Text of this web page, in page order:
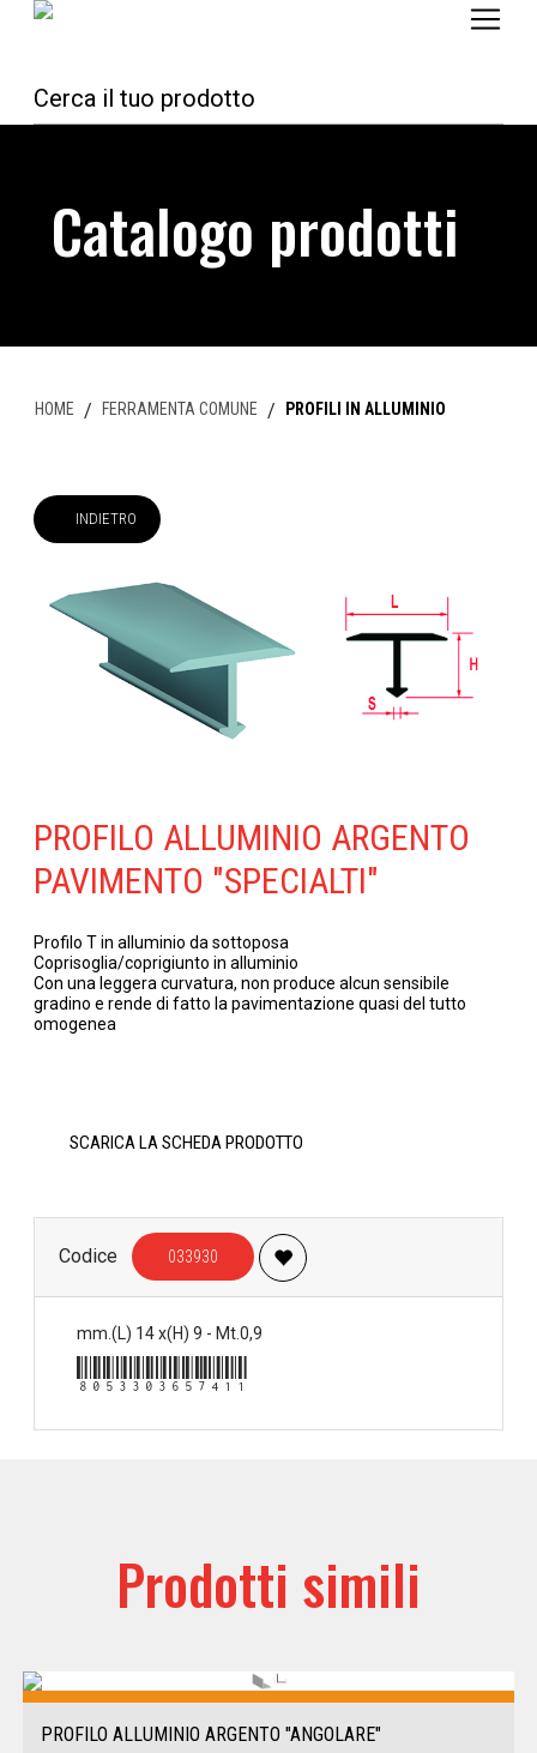
Catalogo prodotti
HOME /FERRAMENTA COMUNE / PROFILI IN ALLUMINIO
INDIETRO
PROFILO ALLUMINIO ARGENTO
PAVIMENTO "SPECIALTI"
Profilo T in alluminio da sottoposa
Coprisoglia/coprigiunto in alluminio
Con una leggera curvatura, non produce alcun sensibile
gradino e rende di fatto la pavimentazione quasi del tutto
omogenea
SCARICA LA SCHEDA PRODOTTO
Codice 033930
mm.(L) 14 x(H) 9 - Mt.0,9
8053303657411
Prodotti simili
PROFILO ALLUMINIO ARGENTO "ANGOLARE"